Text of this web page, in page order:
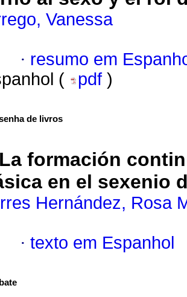
Vanessa
· resumo em
(
pdf )
de livros
La formación
en el sexenio
Hernández, Rosa
· texto em Espanhol